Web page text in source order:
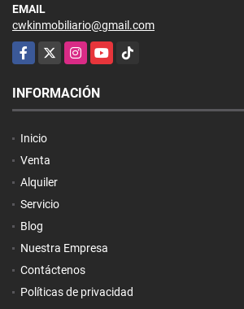
EMAIL
cwkinmobiliario@gmail.com
Facebook
X InstagramYouTubeTikTok
INFORMACIÓN
Inicio
Venta
Alquiler
Servicio
Blog
Nuestra Empresa
Contáctenos
Políticas de privacidad